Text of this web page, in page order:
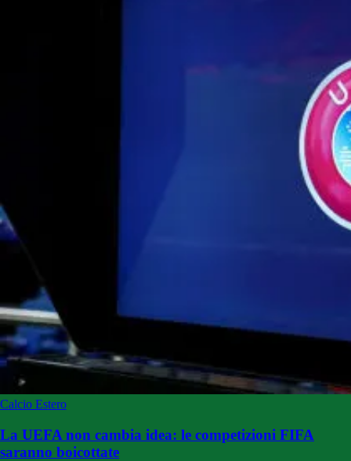
Calcio Estero
La UEFA non cambia idea: le competizioni FIFA
saranno boicottate